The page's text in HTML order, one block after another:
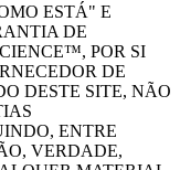
ESTÁ" E
DE
POR SI
DE
DESTE SITE, NÃO
ENTRE
VERDADE,